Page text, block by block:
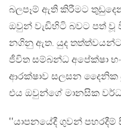
බලපෑම් ඇති කිරීමට
ඔවුන් වැඩිහිටි බවට පත් වූ
නගිනු ඇත. යුද
ජීවිත සම්බන්ධ අපේක්ෂා
ආරක්ෂාව සලසන දෛනික
එය ඔවුන්ගේ මානසික
‛‛යාපනයේදී ගුවන්